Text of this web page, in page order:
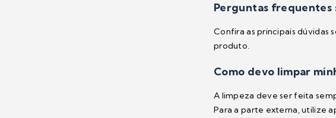
Perguntas
Confira as principais dúvidas
produto.
Como devo limpar
A limpeza deve ser feita
Para a parte externa, utilize